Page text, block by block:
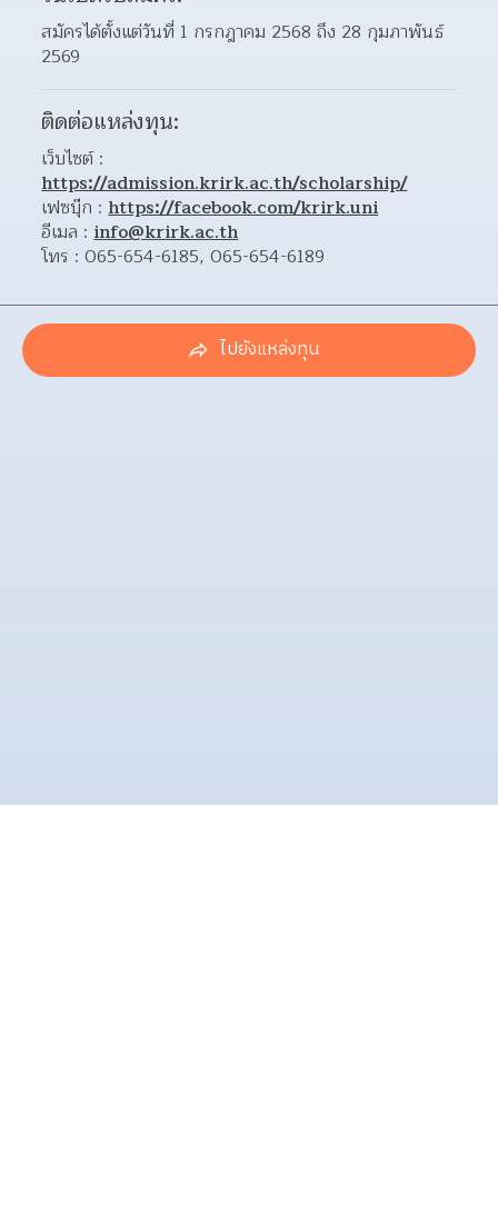
สมัครได้ตั้งแต่วันที่ 1 กรกฎาคม 2568 ถึง 28 กุมภาพันธ์
2569
ติดต่อแหล่งทุน:
https://admission.krirk.ac.th/scholarship/
เฟซบุ๊ก : https://facebook.com/krirk.uni
อีเมล : info@krirk.ac.th
โทร : 065-654-6185, 065-654-6189
ไปยังแหล่งทุน